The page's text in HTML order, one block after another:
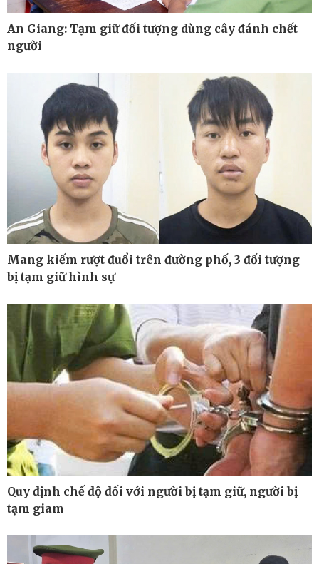
Thế giới
Cuộc sống đó đây
Multimedia
Video
E-Magazine
Infographic
Bất động sản
Khởi nghiệp
Thị trường
Giá vàng
Tiêu dùng
Tỷ giá
Chứng khoán
Giá cà phê
An Giang: Tạm giữ đối tượng dùng cây đánh chết
người
Mang kiếm rượt đuổi trên đường phố, 3 đối tượng
bị tạm giữ hình sự
Quy định chế độ đối với người bị tạm giữ, người bị
tạm giam